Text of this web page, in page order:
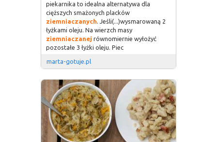
piekarnika to idealna alternatywa dla
cięższych smażonych placków
ziemniaczanych. Jeśli(...)wysmarowaną 2
łyżkami oleju. Na wierzch masy
ziemniaczanej równomiernie wyłożyć
pozostałe 3 łyżki oleju. Piec
marta-gotuje.pl